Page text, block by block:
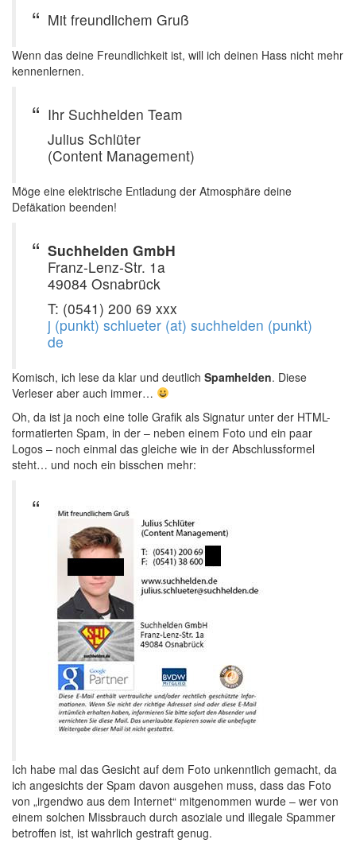
Mit freundlichem Gruß
Wenn das deine Freundlichkeit ist, will ich deinen Hass nicht mehr
kennenlernen.
Ihr Suchhelden Team
Julius Schlüter
(Content Management)
Möge eine elektrische Entladung der Atmosphäre deine
Defäkation beenden!
Suchhelden GmbH
Franz-Lenz-Str. 1a
49084 Osnabrück
T: (0541) 200 69 xxx
j (punkt) schlueter (at) suchhelden (punkt)
de
Komisch, ich lese da klar und deutlich Spamhelden. Diese
Verleser aber auch immer…
Oh, da ist ja noch eine tolle Grafik als Signatur unter der HTML-
formatierten Spam, in der – neben einem Foto und ein paar
Logos – noch einmal das gleiche wie in der Abschlussformel
steht… und noch ein bisschen mehr:
Ich habe mal das Gesicht auf dem Foto unkenntlich gemacht, da
ich angesichts der Spam davon ausgehen muss, dass das Foto
von „irgendwo aus dem Internet“ mitgenommen wurde – wer von
einem solchen Missbrauch durch asoziale und illegale Spammer
betroffen ist, ist wahrlich gestraft genug.